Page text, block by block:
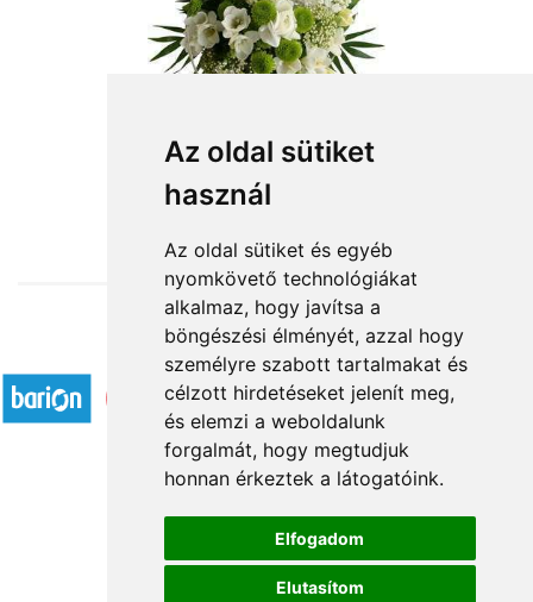
Az oldal sütiket
használ
Az oldal sütiket és egyéb
nyomkövető technológiákat
alkalmaz, hogy javítsa a
böngészési élményét, azzal hogy
személyre szabott tartalmakat és
célzott hirdetéseket jelenít meg,
és elemzi a weboldalunk
forgalmát, hogy megtudjuk
honnan érkeztek a látogatóink.
Elfogadom
Elutasítom
Nagyi kedvence
29 200 Ft-tól
Elfogadott fizetési módok
Á.SZ.F.
Impresszum
Adatkezelési tájékoztató